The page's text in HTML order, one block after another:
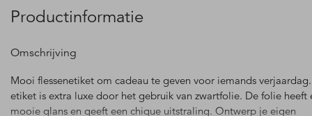
Productinformatie
Omschrijving
Mooi flessenetiket om cadeau te geven voor iemands
etiket is extra luxe door het gebruik van zwartfolie. De folie heeft
mooie glans en geeft een chique uitstraling. Ontwerp je eigen